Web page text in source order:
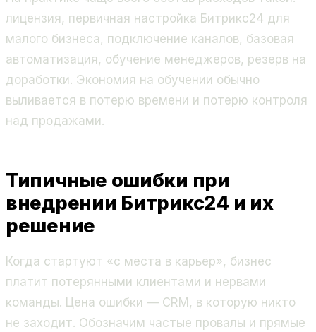
лицензия, первичная настройка Битрикс24 для
малого бизнеса, подключение каналов, базовая
автоматизация, обучение менеджеров, резерв на
доработки. Экономия на обучении обычно
выливается в потерю времени и потерю контроля
над продажами.
Типичные ошибки при
внедрении Битрикс24 и их
решение
Когда стартуют «с места в карьер», бизнес
платит потерянными клиентами и нервами
команды. Цена ошибки — CRM, в которую никто
не заходит. Обозначим частые провалы и прямые